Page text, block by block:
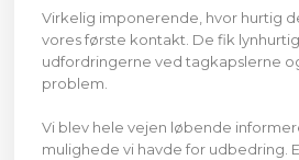
Virkelig imponerende, hvor hurtig
vores første kontakt. De fik
udfordringerne ved tagkapslerne
problem.
Vi blev hele vejen løbende
mulighede vi havde for udbedring.